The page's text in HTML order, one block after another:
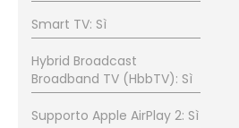
Smart TV: Sì
Hybrid Broadcast
Broadband TV (HbbTV): Sì
Supporto Apple AirPlay 2: Sì